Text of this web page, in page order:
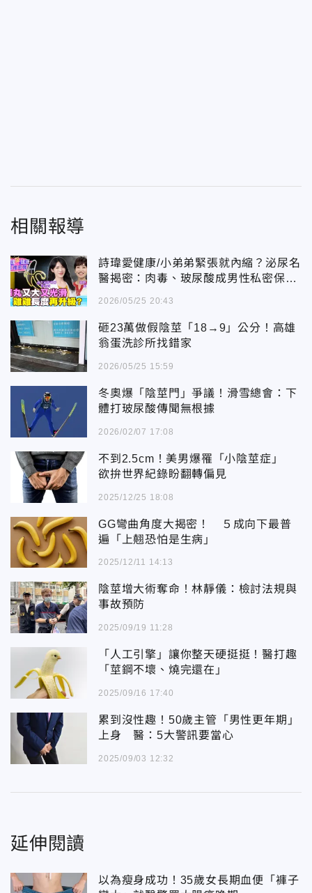
相關報導
詩瑋愛健康/小弟弟緊張就內縮？泌尿名
醫揭密：肉毒、玻尿酸成男性私密保養
2026/05/25 20:43
砸23萬做假陰莖「18→9」公分！高雄
翁蛋洗診所找錯家
2026/05/25 15:59
冬奧爆「陰莖門」爭議！滑雪總會：下
體打玻尿酸傳聞無根據
2026/02/07 17:08
不到2.5cm！美男爆罹「小陰莖症」
欲拚世界紀錄盼翻轉偏見
2025/12/25 18:08
GG彎曲角度大揭密！ ５成向下最普
遍「上翹恐怕是生病」
2025/12/11 14:13
陰莖增大術奪命！林靜儀：檢討法規與
事故預防
2025/09/19 11:28
「人工引擎」讓你整天硬挺挺！醫打趣
「莖鋼不壞、燒完還在」
2025/09/16 17:40
累到沒性趣！50歲主管「男性更年期」
上身 醫：5大警訊要當心
2025/09/03 12:32
延伸閱讀
以為瘦身成功！35歲女長期血便「褲子